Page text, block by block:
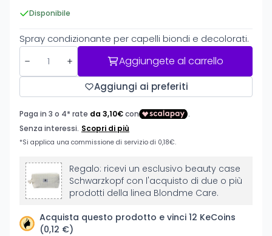
Disponibile
Spray condizionante per capelli biondi e decolorati.
Aggiungete al carrello
Aggiungi ai preferiti
Regalo: ricevi un esclusivo beauty case
Schwarzkopf con l'acquisto di due o più
prodotti della linea Blondme Care.
Acquista questo prodotto e vinci 12 KeCoins
(0,12 €)